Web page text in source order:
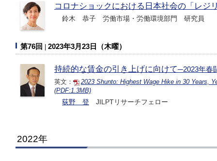
コロナショックにおける日本社会の「レジ
鈴木 恭子 労働市場・労働環境部門 研究員
第76回 2023年3月23日（木曜）
持続的な賃金の引き上げに向けて─2023年春
英文： 2023 Shunto: Highest Wage Hike in 30 Years,
(PDF:1.3MB)
荻野 登 JILPTリサーチフェロー
2022年